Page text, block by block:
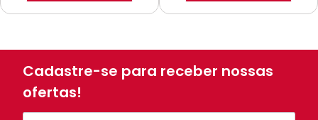
Cadastre-se para receber nossas
ofertas!